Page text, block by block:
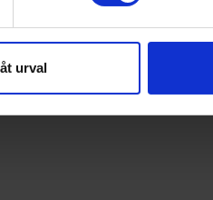
sådana identifierare och
med. Dessa kan i
urval